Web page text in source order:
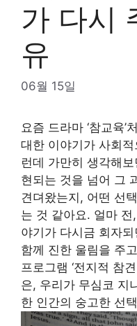
가 다시
유
06월 15일
요즘 드라마 ‘참교육’
대한 이야기가 사회
런데 가만히 생각해
현되는 것을 넘어 그
견뎌왔는지, 어떤 선
는 것 같아요. 얼마
야기가 다시금 회자
함께 진한 울림을 주
프로그램 ‘전지적 참
은, 우리가 무심코 지
한 인간의 숭고한 선